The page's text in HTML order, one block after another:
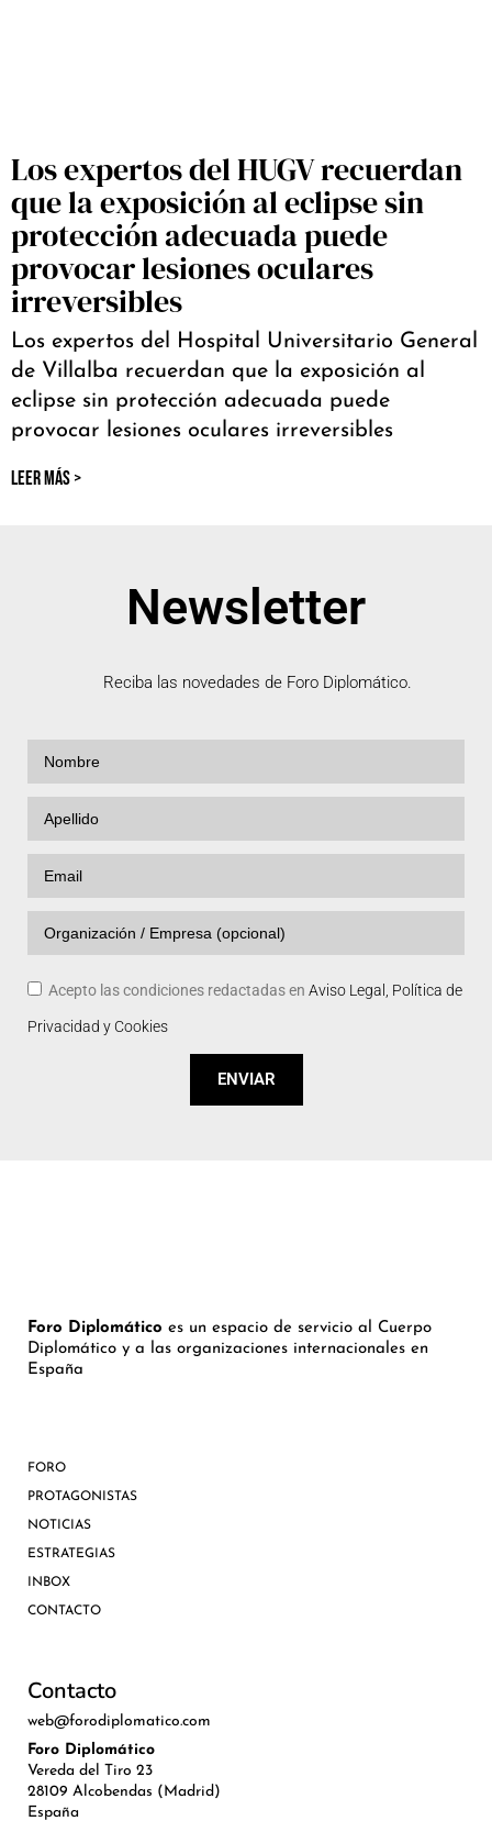
Los expertos del HUGV recuerdan
que la exposición al eclipse sin
protección adecuada puede
provocar lesiones oculares
irreversibles
Los expertos del Hospital Universitario General
de Villalba recuerdan que la exposición al
eclipse sin protección adecuada puede
provocar lesiones oculares irreversibles
LEER MÁS >
Newsletter
Reciba las novedades de Foro Diplomático.
Acepto las condiciones redactadas en Aviso Legal, Política de
Privacidad y Cookies
ENVIAR
Foro Diplomático es un espacio de servicio al Cuerpo
Diplomático y a las organizaciones internacionales en
España
FORO
PROTAGONISTAS
NOTICIAS
ESTRATEGIAS
INBOX
CONTACTO
Contacto
web@forodiplomatico.com
Foro Diplomático
Vereda del Tiro 23
28109 Alcobendas (Madrid)
España